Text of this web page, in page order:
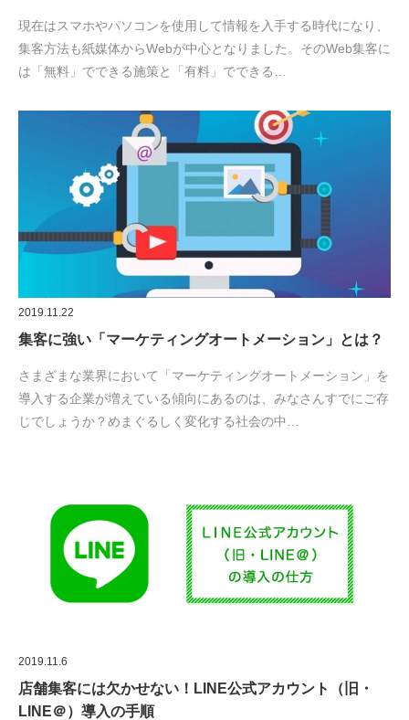
現在はスマホやパソコンを使用して情報を入手する時代になり、
集客方法も紙媒体からWebが中心となりました。そのWeb集客に
は「無料」でできる施策と「有料」でできる…
2019.11.22
集客に強い「マーケティングオートメーション」とは？
さまざまな業界において「マーケティングオートメーション」を
導入する企業が増えている傾向にあるのは、みなさんすでにご存
じでしょうか？めまぐるしく変化する社会の中…
2019.11.6
店舗集客には欠かせない！LINE公式アカウント（旧・
LINE＠）導入の手順